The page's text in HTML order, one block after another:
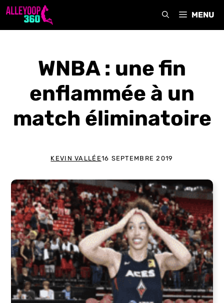
Aller
MENU
WNBA : une fin
enflammée à un
match éliminatoire
KEVIN VALLÉE16 SEPTEMBRE 2019